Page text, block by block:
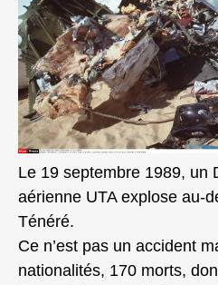
Le 19 septembre 1989, un
aérienne UTA explose au-
Ténéré.
Ce n’est pas un accident
nationalités, 170 morts,